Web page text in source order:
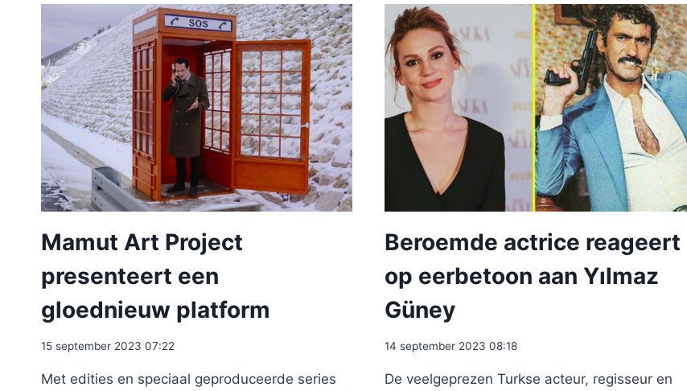
Mamut Art Project
presenteert een
gloednieuw platform
15 september 2023 07:22
Met edities en speciaal geproduceerde series
Beroemde actrice reageert
op eerbetoon aan Yılmaz
Güney
14 september 2023 08:18
De veelgeprezen Turkse acteur, regisseur en